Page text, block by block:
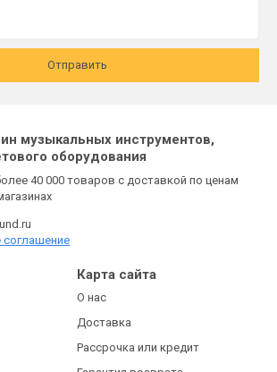
Отправить
музыкальных инструментов,
оборудования
40 000 товаров с доставкой по ценам
соглашение
Карта сайта
О нас
Доставка
Рассрочка или кредит